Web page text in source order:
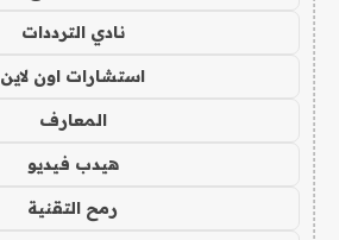
نادي الترددات
استشارات اون لاين
المعارف
هيدب فيديو
رمح التقنية